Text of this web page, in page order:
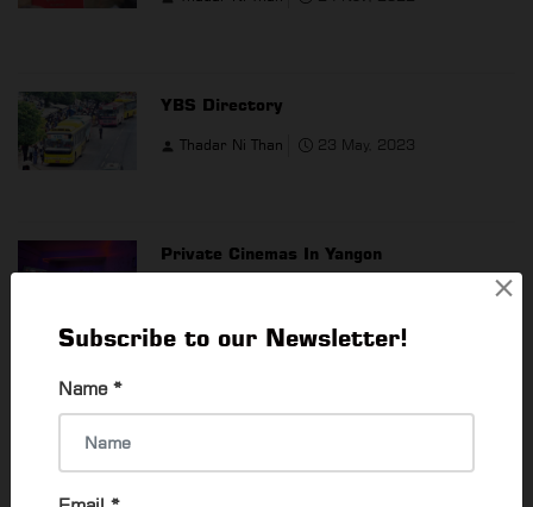
×
Subscribe to our Newsletter!
Name *
YBS Directory
Thadar Ni Than 23 May, 2023
Private Cinemas In Yangon